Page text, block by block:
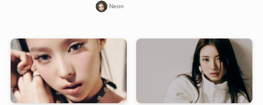
Neon